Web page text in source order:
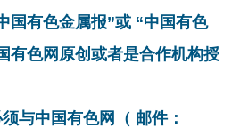
国有色金属报”或 “中国有色
有色网原创或者是合作机构授
与中国有色网（ 邮件：